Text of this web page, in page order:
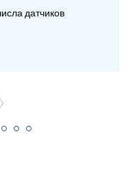
датчиков